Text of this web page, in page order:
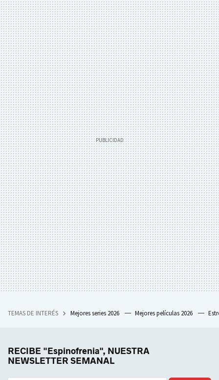
TEMAS DE INTERÉS Mejores series 2026 Mejores películas 2026
RECIBE "Espinofrenia", NUESTRA
NEWSLETTER SEMANAL